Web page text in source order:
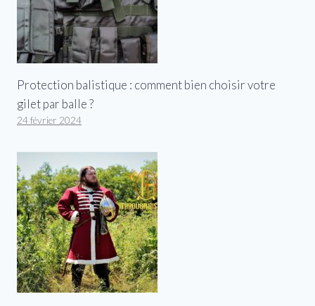
Protection balistique : comment bien choisir votre
gilet par balle ?
24 février 2024